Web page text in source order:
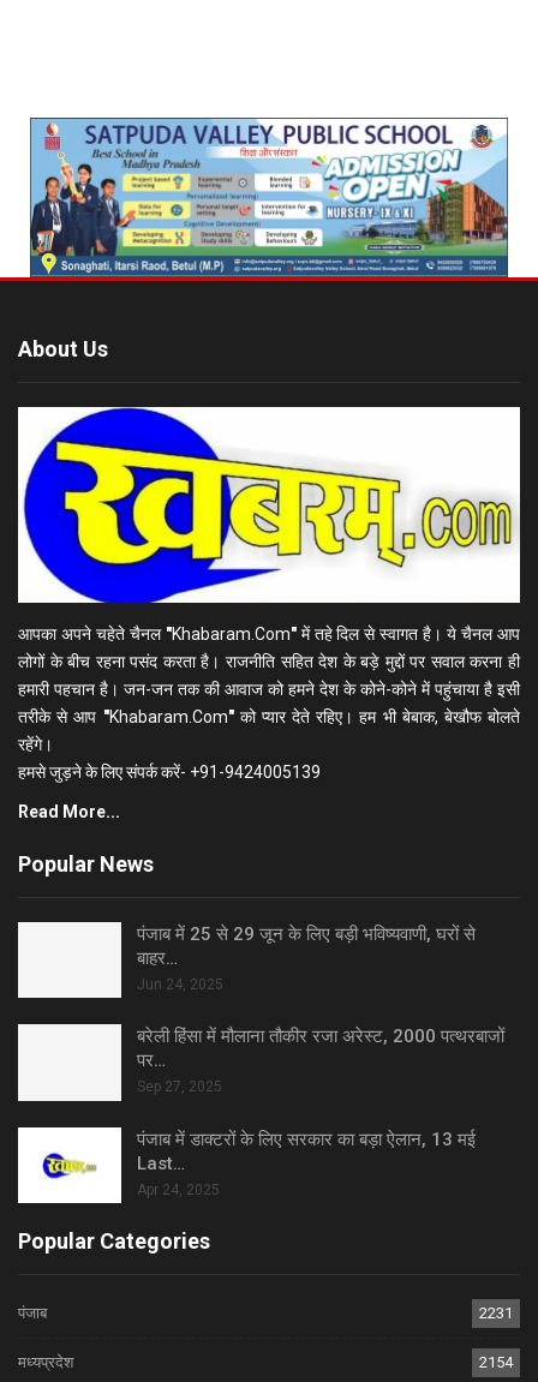
About Us
आपका अपने चहेते चैनल "Khabaram.Com"में तहे दिल से स्वागत है। ये चैनल आप
लोगों के बीच रहना पसंद करता है। राजनीति सहित देश के बड़े मुद्दों पर सवाल करना ही
हमारी पहचान है। जन-जन तक की आवाज को हमने देश के कोने-कोने में पहुंचाया है इसी
तरीके से आप "Khabaram.Com"को प्यार देते रहिए। हम भी बेबाक, बेखौफ बोलते
रहेंगे।
हमसे जुड़ने के लिए संपर्क करें- +91-9424005139
Read More...
Popular News
पंजाब में 25 से 29 जून के लिए बड़ी भविष्यवाणी, घरों से
बाहर…
Jun 24, 2025
बरेली हिंसा में मौलाना तौकीर रजा अरेस्ट, 2000 पत्थरबाजों
पर…
Sep 27, 2025
पंजाब में डाक्टरों के लिए सरकार का बड़ा ऐलान, 13 मई
Last…
Apr 24, 2025
Popular Categories
पंजाब 2231
मध्यप्रदेश 2154